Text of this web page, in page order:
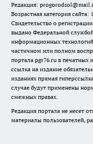
Редакция:
Возрастная категория сайта:
Свидетельство о
выдано Федеральной
информационных
частичном или полном
портала pgr76.ru в печатных
ссылка на издание
изданиях прямая
случае будут применены
смежных правах.
Редакция портала не несет
материалы пользователей,